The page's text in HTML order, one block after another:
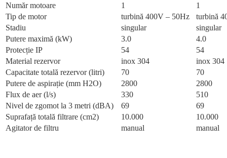
Număr motoare
1
1
Tip de motor
turbină 400V – 50Hz
turbină
Stadiu
singular
singular
Putere maximă (kW)
3.0
4.0
Protecție IP
54
54
Material rezervor
inox 304
inox 304
Capacitate totală rezervor (litri)
70
70
Putere de aspirație (mm H2O)
2800
2800
Flux de aer (l/s)
330
510
Nivel de zgomot la 3 metri (dBA)
69
69
Suprafață totală filtrare (cm2)
10.000
10.000
Agitator de filtru
manual manual